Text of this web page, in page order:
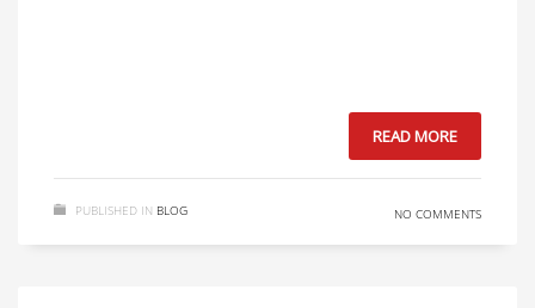
READ MORE
PUBLISHED IN BLOG NO COMMENTS